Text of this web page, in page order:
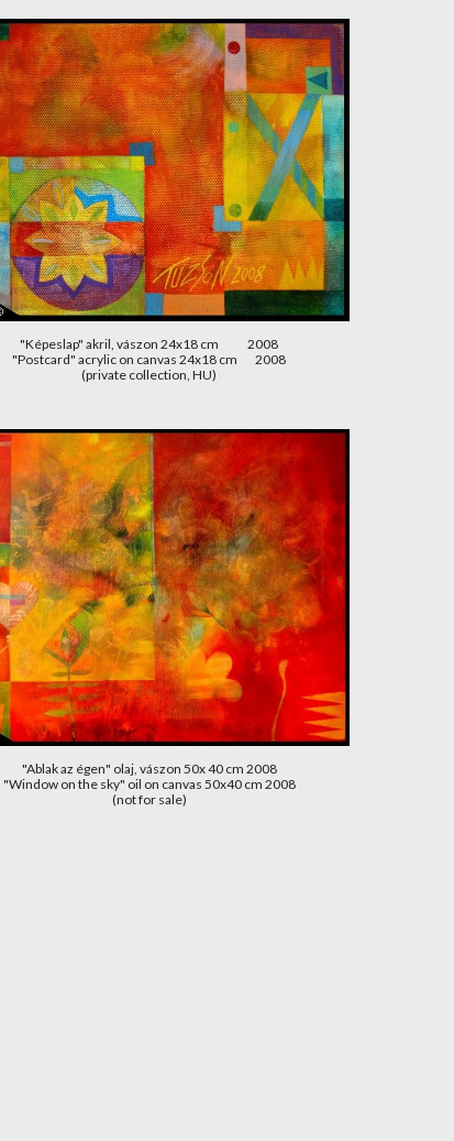
"Képeslap" akril, vászon 24x18 cm             2008
"Postcard" acrylic on canvas 24x18 cm        2008
(private collection, HU)
"Ablak az égen" olaj, vászon 50x 40 cm 2008
"Window on the sky" oil on canvas 50x40 cm 2008
(not for sale)